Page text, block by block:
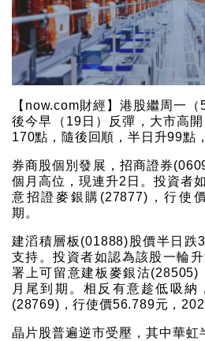
【now.com財經】港股繼周一
後今早（19日）反彈，大市高
170點，隨後回順，半日升99點
券商股個別發展，招商證券
個月高位，現連升2日。投資者
意招證麥銀購(27877)，行使
期。
建滔積層板(01888)股價半日跌
支持。投資者如認為該股一輪
署上可留意建板麥銀沽(28505)
月尾到期。相反有意趁低吸納
(28769)，行使價56.789元，
晶片股普遍逆市受壓，其中華